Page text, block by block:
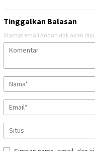
Tinggalkan Balasan
Alamat email Anda tidak akan